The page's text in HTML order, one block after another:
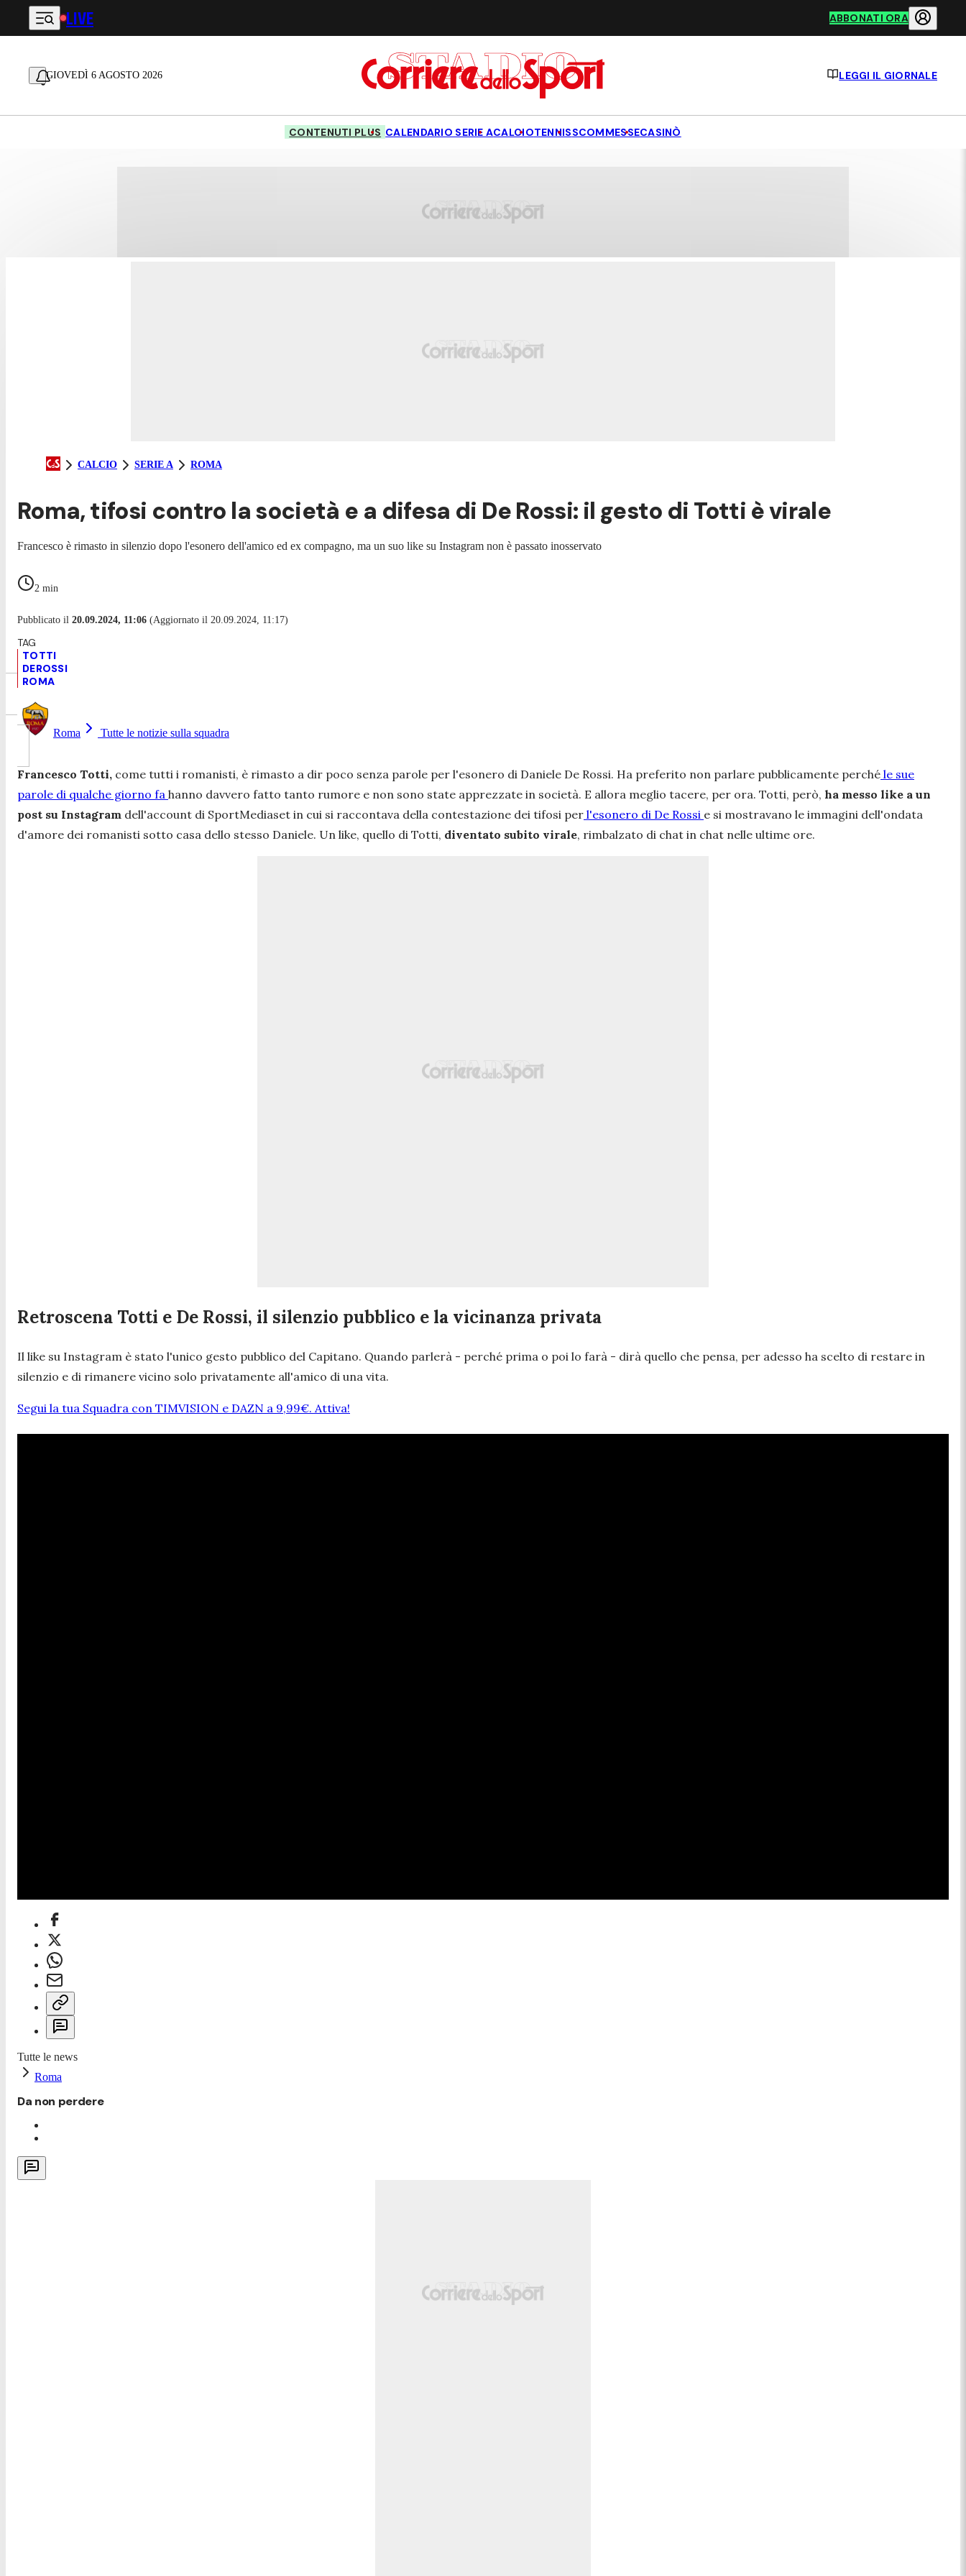
Vai al contenuto principale
LIVE ABBONATI ORA
GIOVEDÌ 6 AGOSTO 2026 LEGGI IL GIORNALE
CONTENUTI PLUS CALENDARIO SERIE ACALCIOTENNISSCOMMESSECASINÒ
CALCIO SERIE A ROMA
Roma, tifosi contro la società e a difesa di De Rossi: il gesto di Totti è virale
Francesco è rimasto in silenzio dopo l'esonero dell'amico ed ex compagno, ma un suo like su Instagram non è passato inosservato
2 min
Pubblicato il 20.09.2024, 11:06 (Aggiornato il 20.09.2024, 11:17)
TOTTI
DEROSSI
ROMA
Roma Tutte le notizie sulla squadra
Francesco Totti, come tutti i romanisti, è rimasto a dir poco senza parole per l'esonero di Daniele De Rossi. Ha preferito non parlare pubblicamente perché le sue
parole di qualche giorno fa hanno davvero fatto tanto rumore e non sono state apprezzate in società. E allora meglio tacere, per ora. Totti, però, ha messo like a un
post su Instagram dell'account di SportMediaset in cui si raccontava della contestazione dei tifosi per l'esonero di De Rossi e si mostravano le immagini dell'ondata
d'amore dei romanisti sotto casa dello stesso Daniele. Un like, quello di Totti, diventato subito virale, rimbalzato di chat in chat nelle ultime ore.
Retroscena Totti e De Rossi, il silenzio pubblico e la vicinanza privata
Il like su Instagram è stato l'unico gesto pubblico del Capitano. Quando parlerà - perché prima o poi lo farà - dirà quello che pensa, per adesso ha scelto di restare in
silenzio e di rimanere vicino solo privatamente all'amico di una vita.
Segui la tua Squadra con TIMVISION e DAZN a 9,99€. Attiva!
Tutte le news
Roma
Da non perdere